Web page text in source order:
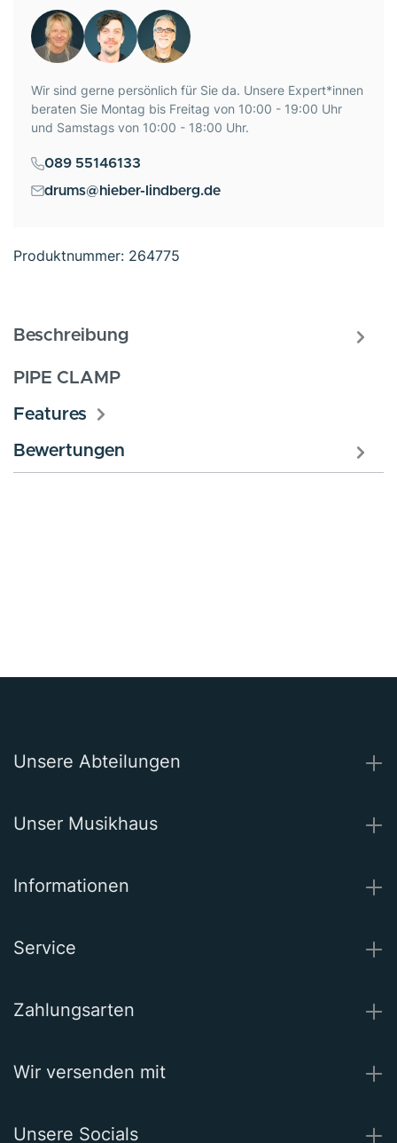
Produktnummer: 264775
Wir sind gerne persönlich für Sie da. Unsere Expert*innen
beraten Sie Montag bis Freitag von 10:00 - 19:00 Uhr
und Samstags von 10:00 - 18:00 Uhr.
089 55146133
drums@hieber-lindberg.de
Beschreibung
PIPE CLAMP
Features
Bewertungen
Unsere Abteilungen
Unser Musikhaus
Informationen
Service
Zahlungsarten
Wir versenden mit
Unsere Socials